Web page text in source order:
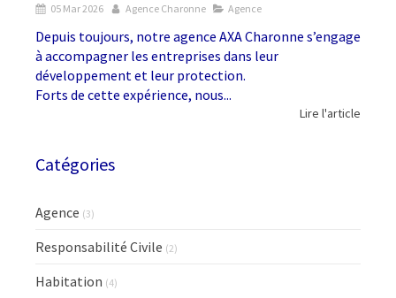
05 Mar 2026 Agence Charonne Agence
Depuis toujours, notre agence AXA Charonne s’engage
à accompagner les entreprises dans leur
développement et leur protection.
Forts de cette expérience, nous...
Lire l'article
Catégories
Agence (3)
Responsabilité Civile (2)
Habitation (4)